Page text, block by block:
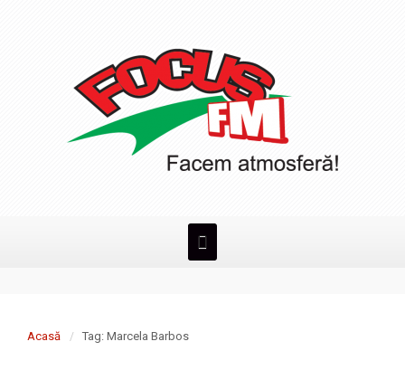
Acasă Tag: Marcela Barbos